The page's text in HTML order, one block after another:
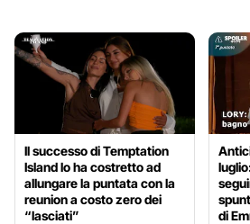
Il successo di Temptation
Island lo ha costretto ad
allungare la puntata con la
reunion a costo zero dei
“lasciati”
di